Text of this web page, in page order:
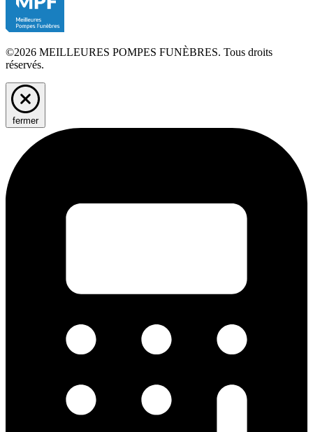
©2026 MEILLEURES POMPES FUNÈBRES. Tous droits
réservés.
fermer